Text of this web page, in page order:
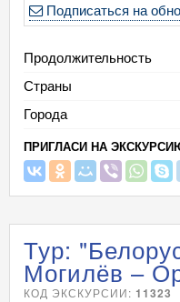
Подписаться на
Продолжительность
Страны
Города
ПРИГЛАСИ НА
Тур:
Могилёв –
КОД ЭКСКУРСИИ: 11323